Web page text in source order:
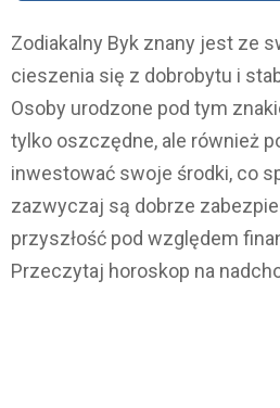
Zodiakalny Byk znany jest ze
cieszenia się z dobrobytu i
Osoby urodzone pod tym
tylko oszczędne, ale również
inwestować swoje środki, co
zazwyczaj są dobrze
przyszłość pod względem
Przeczytaj horoskop na